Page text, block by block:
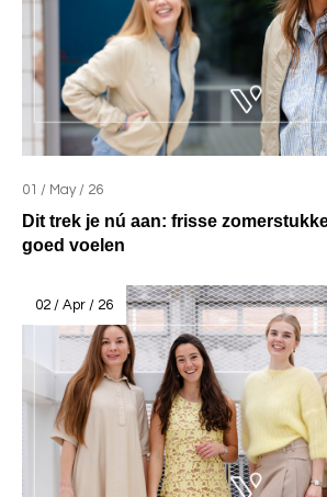
01 / May / 26
Dit trek je nú aan: frisse
goed voelen
02 / Apr / 26